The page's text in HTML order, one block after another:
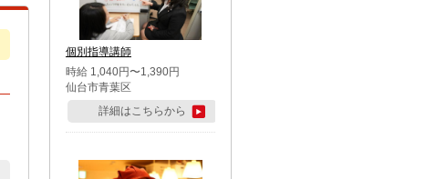
個別指導講師
時給 1,040円〜1,390円
仙台市青葉区
詳細はこちらから